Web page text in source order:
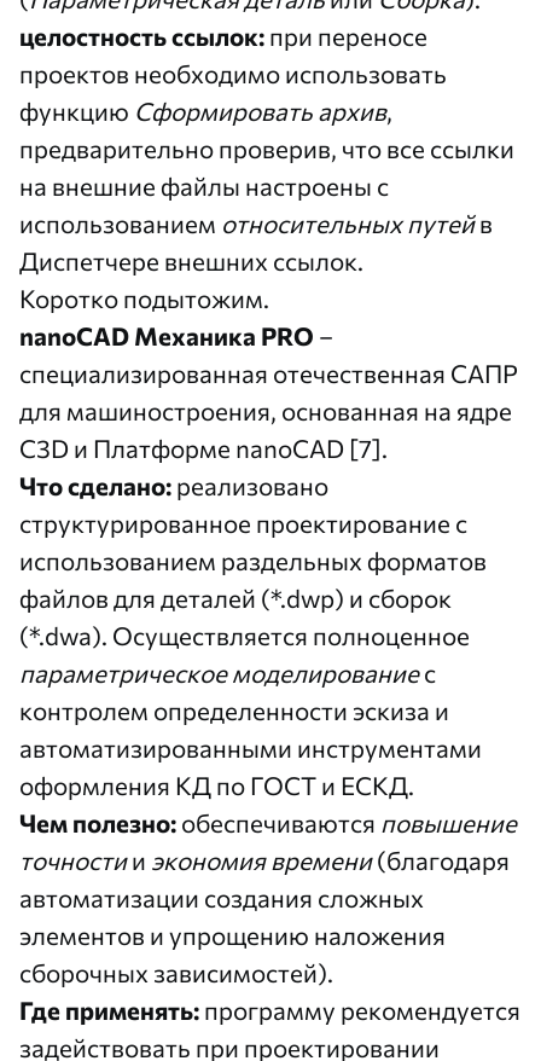
целостность ссылок: при переносе
проектов необходимо использовать
функцию Сформировать архив,
предварительно проверив, что все ссылки
на внешние файлы настроены с
использованием относительных путейв
Диспетчере внешних ссылок.
Коротко подытожим.
nanoCAD Механика PRO –
специализированная отечественная САПР
для машиностроения, основанная на ядре
C3D и Платформе nanoCAD [7].
Что сделано: реализовано
структурированное проектирование с
использованием раздельных форматов
файлов для деталей (*.dwp) и сборок
(*.dwa). Осуществляется полноценное
параметрическое моделированиес
контролем определенности эскиза и
автоматизированными инструментами
оформления КД по ГОСТ и ЕСКД.
Чем полезно: обеспечиваются повышение
точностии экономия времени(благодаря
автоматизации создания сложных
элементов и упрощению наложения
сборочных зависимостей).
Где применять: программу рекомендуется
задействовать при проектировании